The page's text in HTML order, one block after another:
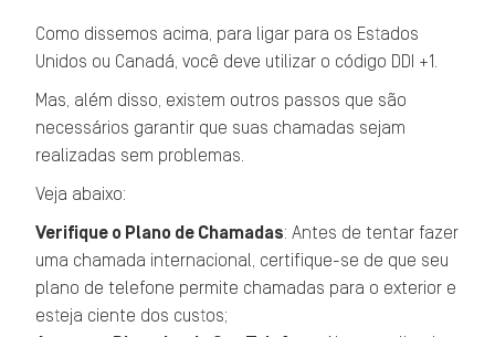
Como dissemos acima, para ligar para os Estados
Unidos ou Canadá, você deve utilizar o código DDI +1.
Mas, além disso, existem outros passos que são
necessários garantir que suas chamadas sejam
realizadas sem problemas.
Veja abaixo:
Verifique o Plano de Chamadas: Antes de tentar fazer
uma chamada internacional, certifique-se de que seu
plano de telefone permite chamadas para o exterior e
esteja ciente dos custos;